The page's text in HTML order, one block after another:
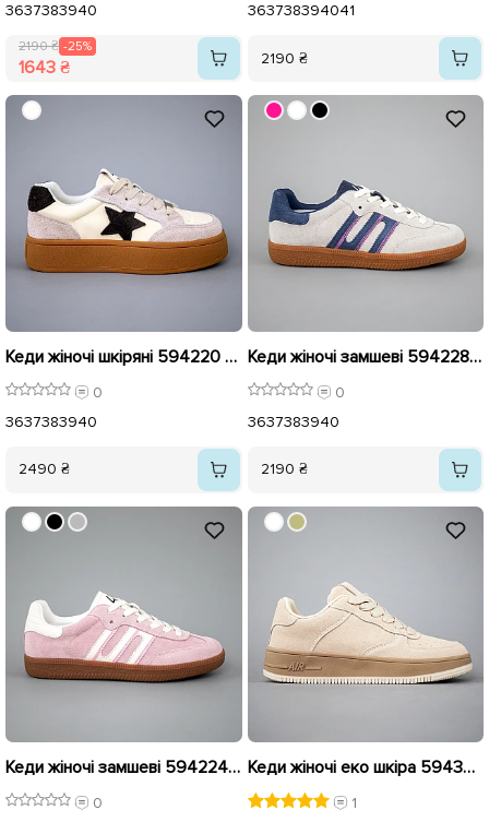
3637383940
2190 ₴ -25%
1643 ₴
363738394041
2190 ₴
Кеди жіночі шкіряні 594220 Бежеві
0
3637383940
2490 ₴
Кеди жіночі замшеві 594228 Сірі Сині
0
3637383940
2190 ₴
Кеди жіночі замшеві 594224 Рожеві
0
Кеди жіночі еко шкіра 594370 Бежеві розпродаж
1